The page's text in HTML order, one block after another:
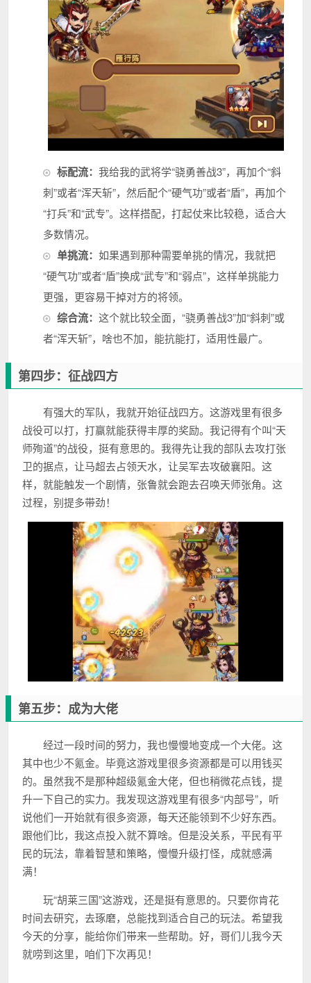
标配流：我给我的武将学“骁勇善战3”，再加个“斜
刺”或者“浑天斩”，然后配个“硬气功”或者“盾”，再加个
“打兵”和“武专”。这样搭配，打起仗来比较稳，适合大
多数情况。
单挑流：如果遇到那种需要单挑的情况，我就把
“硬气功”或者“盾”换成“武专”和“弱点”，这样单挑能力
更强，更容易干掉对方的将领。
综合流：这个就比较全面，“骁勇善战3”加“斜刺”或
者“浑天斩”，啥也不加，能抗能打，适用性最广。
第四步：征战四方
有强大的军队，我就开始征战四方。这游戏里有很多
战役可以打，打赢就能获得丰厚的奖励。我记得有个叫“天
师殉道”的战役，挺有意思的。我得先让我的部队去攻打张
卫的据点，让马超去占领天水，让吴军去攻破襄阳。这
样，就能触发一个剧情，张鲁就会跑去召唤天师张角。这
过程，别提多带劲！
第五步：成为大佬
经过一段时间的努力，我也慢慢地变成一个大佬。这
其中也少不氪金。毕竟这游戏里很多资源都是可以用钱买
的。虽然我不是那种超级氪金大佬，但也稍微花点钱，提
升一下自己的实力。我发现这游戏里有很多“内部号”，听
说他们一开始就有很多资源，每天还能领到不少好东西。
跟他们比，我这点投入就不算啥。但是没关系，平民有平
民的玩法，靠着智慧和策略，慢慢升级打怪，成就感满
满！
玩“胡莱三国”这游戏，还是挺有意思的。只要你肯花
时间去研究，去琢磨，总能找到适合自己的玩法。希望我
今天的分享，能给你们带来一些帮助。好，哥们儿我今天
就唠到这里，咱们下次再见！